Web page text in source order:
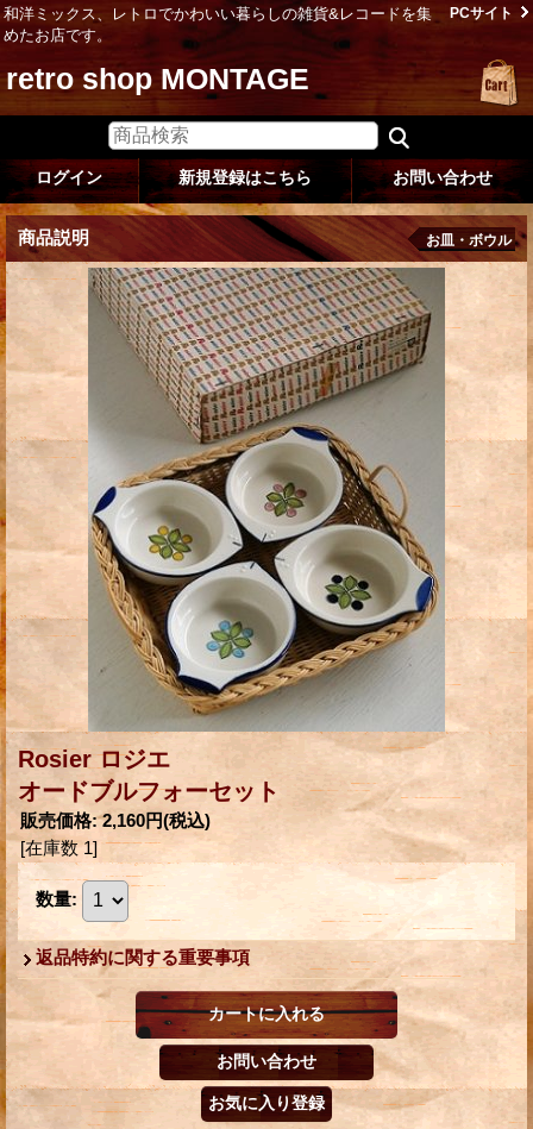
和洋ミックス、レトロでかわいい暮らしの雑貨&レコードを集
めたお店です。
PCサイト
retro shop MONTAGE
ログイン 新規登録はこちら お問い合わせ
商品説明 お皿・ボウル
Rosier ロジエ
オードブルフォーセット
販売価格: 2,160円(税込)
[在庫数 1]
数量:
返品特約に関する重要事項